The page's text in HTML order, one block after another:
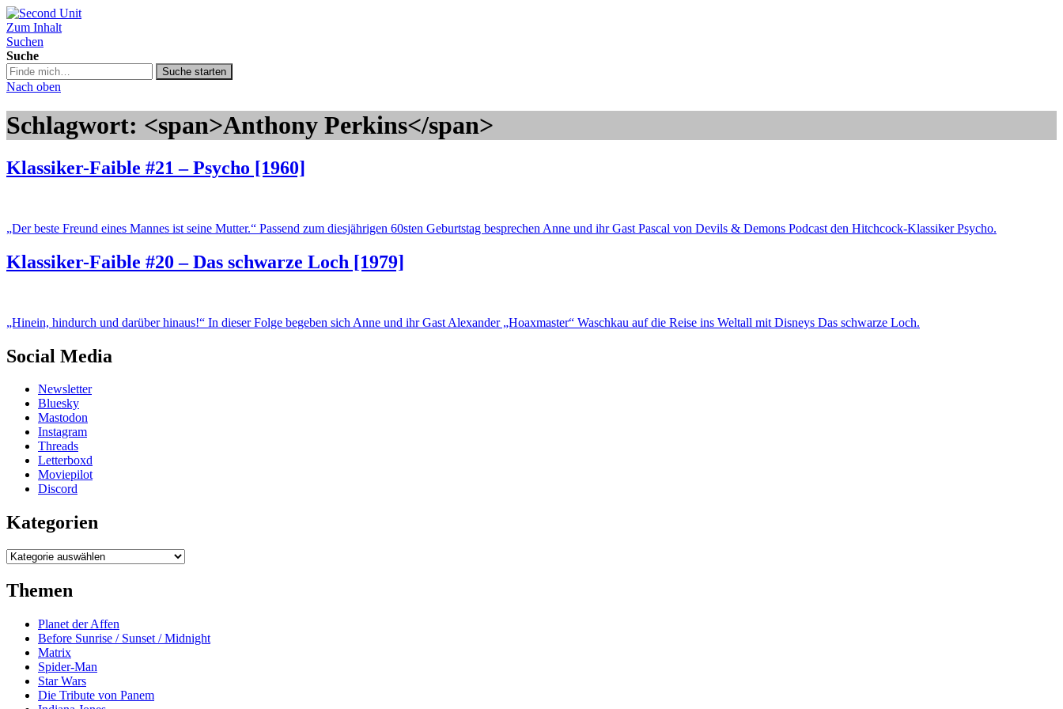
Second Unit
Zum Inhalt
Suchen
Suche
Suche
in
podcast.de/
Suche starten
Nach oben
Schlagwort: <span>Anthony Perkins</span>
Klassiker-Faible #21 – Psycho [1960]
„Der beste Freund eines Mannes ist seine Mutter.“ Passend zum diesjährigen 60sten Geburtstag besprechen Anne und ihr Gast Pascal von Devils & Demons Podcast den Hitchcock-Klassiker Psycho.
Klassiker-Faible #20 – Das schwarze Loch [1979]
„Hinein, hindurch und darüber hinaus!“ In dieser Folge begeben sich Anne und ihr Gast Alexander „Hoaxmaster“ Waschkau auf die Reise ins Weltall mit Disneys Das schwarze Loch.
Social Media
Newsletter
Bluesky
Mastodon
Instagram
Threads
Letterboxd
Moviepilot
Discord
Kategorien
Kategorien
Themen
Planet der Affen
Before Sunrise / Sunset / Midnight
Matrix
Spider-Man
Star Wars
Die Tribute von Panem